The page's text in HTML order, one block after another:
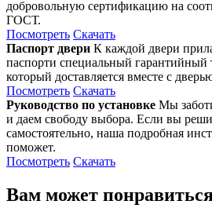
добровольную сертификацию на
ГОСТ.
Посмотреть Скачать
Паспорт двери К каждой двери
паспорти специальный гарантийный
который доставляется вместе с
Посмотреть Скачать
Руководство по установке Мы
и даем свободу выбора. Если вы
самостоятельно, наша подробная
поможет.
Посмотреть Скачать
Вам может